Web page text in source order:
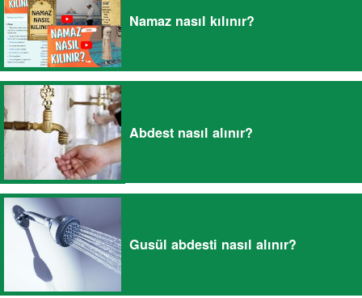
Namaz nasıl kılınır?
Abdest nasıl alınır?
Gusül abdesti nasıl alınır?